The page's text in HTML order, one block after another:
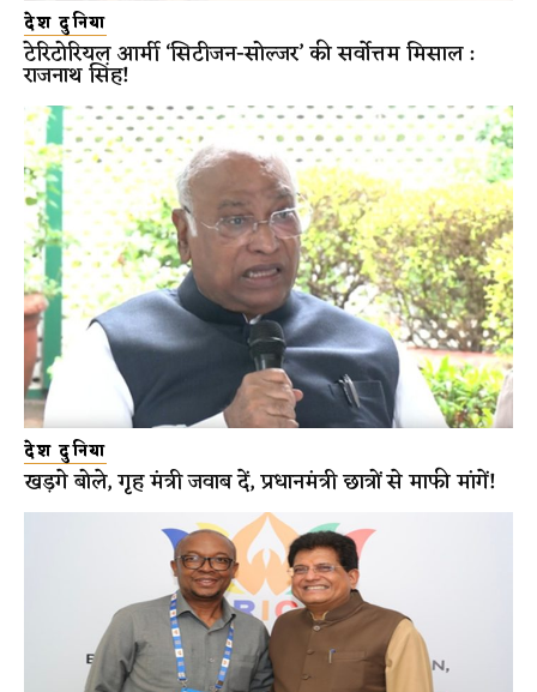
देश दुनिया
टेरिटोरियल आर्मी ‘सिटीजन-सोल्जर’ की सर्वोत्तम मिसाल :
राजनाथ सिंह!
देश दुनिया
खड़गे बोले, गृह मंत्री जवाब दें, प्रधानमंत्री छात्रों से माफी मांगें!